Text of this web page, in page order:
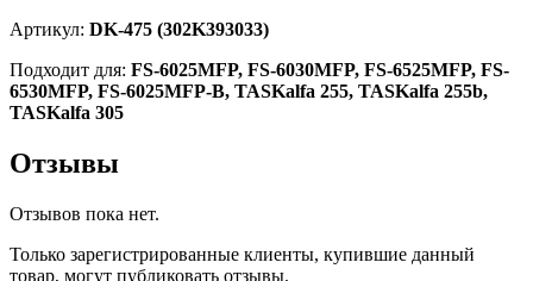
Артикул: DK-475 (302K393033)
Подходит для: FS-6025MFP, FS-6030MFP, FS-6525MFP, FS-
6530MFP, FS-6025MFP-B, TASKalfa 255, TASKalfa 255b,
TASKalfa 305
Отзывы
Отзывов пока нет.
Только зарегистрированные клиенты, купившие данный
товар, могут публиковать отзывы.